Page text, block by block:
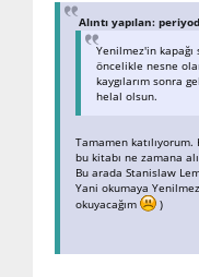
Alıntı yapılan:
Yenilmez'in kapağı
öncelikle nesne
kaygılarım sonra
helal olsun.
Tamamen
bu kitabı ne zamana
Bu arada Stanislaw
Yani okumaya
okuyacağım
)